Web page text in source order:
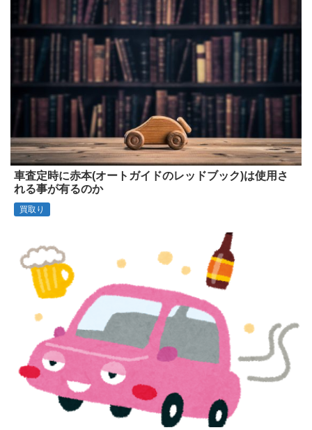
車査定時に赤本(オートガイドのレッドブック)は使用さ
れる事が有るのか
買取り